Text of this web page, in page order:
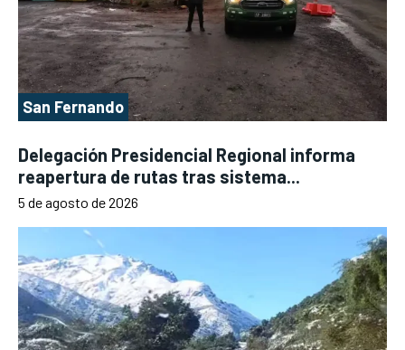
San Fernando
Delegación Presidencial Regional informa
reapertura de rutas tras sistema...
5 de agosto de 2026